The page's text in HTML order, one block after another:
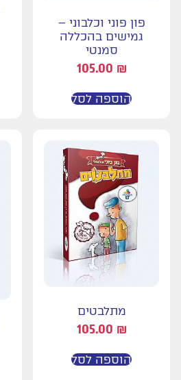
פון פוני וכלבוני –
גמישים בהכללה
סמנטי
105.00 ₪
הוספה לסל
מתלבטים
105.00 ₪
הוספה לסל